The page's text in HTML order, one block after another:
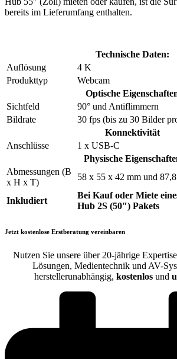
bereits im Lieferumfang enthalten.
Technische Daten:
Auflösung
4 K
Produkttyp
Webcam
Optische
Sichtfeld
90° und Antiflimmern
Bildrate
30 fps (bis zu 30 Bilder
Konnektivität
Anschlüsse
1 x USB-C
Physische
Abmessungen (B
x H x T)
58 x 55 x 42 mm und
Inkludiert
Bei Kauf oder Miete
Hub 2S (50″) Pakets
Jetzt kostenlose Erstberatung vereinbaren
Nutzen Sie unsere über 20-jährige
Lösungen, Medientechnik und AV-
herstellerunabhängig, kostenlos und